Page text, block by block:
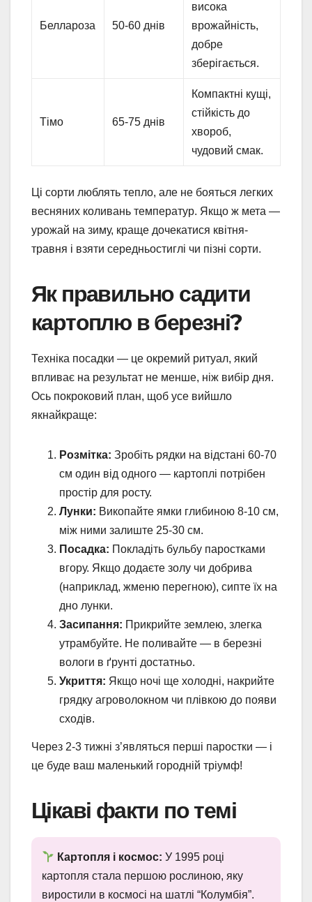
Беллароза 50-60 днів
висока
врожайність,
добре
зберігається.
Тімо 65-75 днів
Компактні кущі,
стійкість до
хвороб,
чудовий смак.
Ці сорти люблять тепло, але не бояться легких
весняних коливань температур. Якщо ж мета —
урожай на зиму, краще дочекатися квітня-
травня і взяти середньостиглі чи пізні сорти.
Як правильно садити
картоплю в березні?
Техніка посадки — це окремий ритуал, який
впливає на результат не менше, ніж вибір дня.
Ось покроковий план, щоб усе вийшло
якнайкраще:
Розмітка: Зробіть рядки на відстані 60-70
см один від одного — картоплі потрібен
простір для росту.
Лунки: Викопайте ямки глибиною 8-10 см,
між ними залиште 25-30 см.
Посадка: Покладіть бульбу паростками
вгору. Якщо додаєте золу чи добрива
(наприклад, жменю перегною), сипте їх на
дно лунки.
Засипання: Прикрийте землею, злегка
утрамбуйте. Не поливайте — в березні
вологи в ґрунті достатньо.
Укриття: Якщо ночі ще холодні, накрийте
грядку агроволокном чи плівкою до появи
сходів.
Через 2-3 тижні з’являться перші паростки — і
це буде ваш маленький городній тріумф!
Цікаві факти по темі
Картопля і космос: У 1995 році
картопля стала першою рослиною, яку
виростили в космосі на шатлі “Колумбія”.